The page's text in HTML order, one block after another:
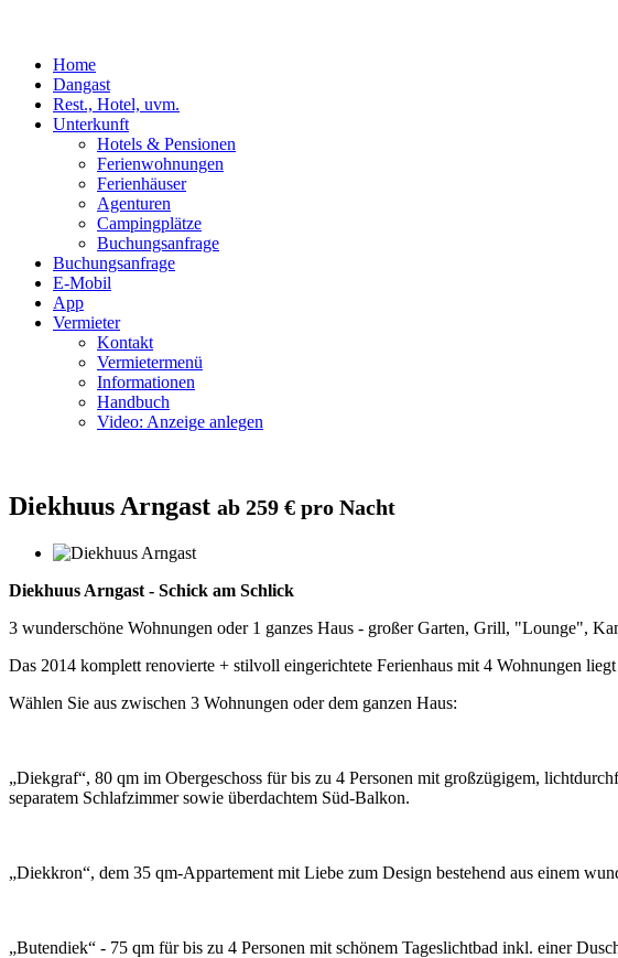
Home
Dangast
Rest., Hotel, uvm.
Unterkunft
Hotels & Pensionen
Ferienwohnungen
Ferienhäuser
Agenturen
Campingplätze
Buchungsanfrage
Buchungsanfrage
E-Mobil
App
Vermieter
Kontakt
Vermietermenü
Informationen
Handbuch
Video: Anzeige anlegen
Diekhuus Arngast ab 259 € pro Nacht
Diekhuus Arngast - Schick am Schlick
3 wunderschöne Wohnungen oder 1 ganzes Haus - großer Garten, Grill, "Lounge",
Das 2014 komplett renovierte + stilvoll eingerichtete Ferienhaus mit 4 Wohnungen
Wählen Sie aus zwischen 3 Wohnungen oder dem ganzen Haus:
„Diekgraf“, 80 qm im Obergeschoss für bis zu 4 Personen mit großzügigem,
separatem Schlafzimmer sowie überdachtem Süd-Balkon.
„Diekkron“, dem 35 qm-Appartement mit Liebe zum Design bestehend aus einem
„Butendiek“ - 75 qm für bis zu 4 Personen mit schönem Tageslichtbad inkl. einer